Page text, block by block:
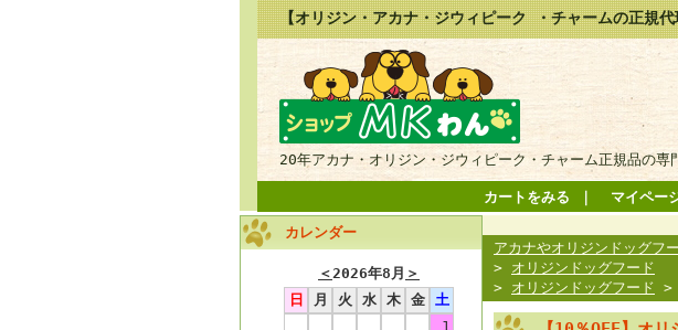
【オリジン・アカナ・ジウィピーク ・チャームの正規代
20年アカナ・オリジン・ジウィピーク・チャーム正規品の専
カートをみる マイペー
カレンダー
＜2026年8月 ＞
日
月 火 水 木 金
土
1
アカナやオリジンドッグフ
> オリジンドッグフード
> オリジンドッグフード >